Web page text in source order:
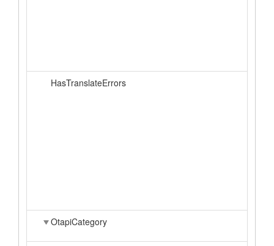
HasTranslateErrors
OtapiCategory